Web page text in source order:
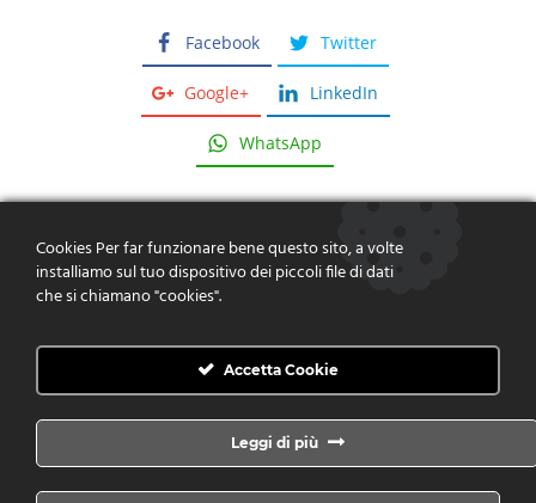
Facebook Twitter
Google+ LinkedIn
WhatsApp
creare valore
CONTATTACI
Cookies Per far funzionare bene questo sito, a volte
installiamo sul tuo dispositivo dei piccoli file di dati
che si chiamano "cookies".
Accetta Cookie
Leggi di più